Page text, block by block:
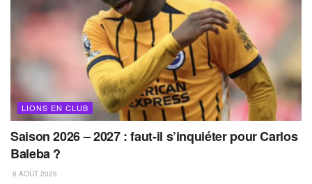
LIONS EN CLUB
Saison 2026 – 2027 : faut-il s’inquiéter pour Carlos
Baleba ?
6 AOÛT 2026